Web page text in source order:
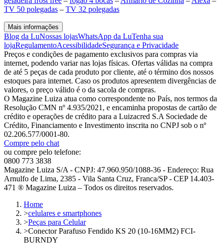
TV 50 polegadas – TV 32 polegadas
Mais informações
Blog da LuNossas lojasWhatsApp da LuTenha sua
lojaRegulamentoAcessibilidadeSegurança e Privacidade
Preços e condições de pagamento exclusivos para compras via
internet, podendo variar nas lojas físicas. Ofertas válidas na compra
de até 5 peças de cada produto por cliente, até o término dos nossos
estoques para internet. Caso os produtos apresentem divergências de
valores, o preço válido é o da sacola de compras.
O Magazine Luiza atua como correspondente no País, nos termos da
Resolução CMN nº 4.935/2021, e encaminha propostas de cartão de
crédito e operações de crédito para a Luizacred S.A Sociedade de
Crédito, Financiamento e Investimento inscrita no CNPJ sob o nº
02.206.577/0001-80.
Compre pelo chat
ou compre pelo telefone:
0800 773 3838
Magazine Luiza S/A - CNPJ: 47.960.950/1088-36 - Endereço: Rua
Arnulfo de Lima, 2385 - Vila Santa Cruz, Franca/SP - CEP 14.403-
471 ® Magazine Luiza – Todos os direitos reservados.
Home
>celulares e smartphones
>Peças para Celular
>Conector Parafuso Fendido KS 20 (10-16MM2) FCI-
BURNDY